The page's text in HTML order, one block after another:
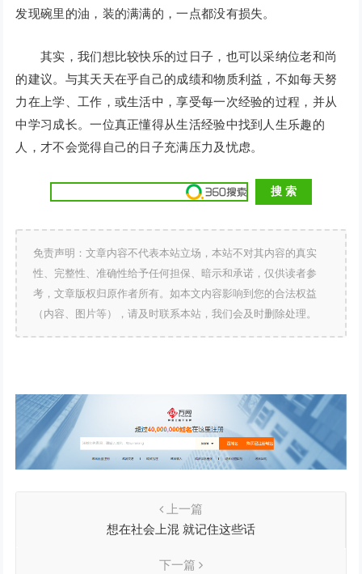
发现碗里的油，装的满满的，一点都没有损失。
其实，我们想比较快乐的过日子，也可以采纳位老和尚
的建议。与其天天在乎自己的成绩和物质利益，不如每天努
力在上学、工作，或生活中，享受每一次经验的过程，并从
中学习成长。一位真正懂得从生活经验中找到人生乐趣的
人，才不会觉得自己的日子充满压力及忧虑。
免责声明：文章内容不代表本站立场，本站不对其内容的真实
性、完整性、准确性给予任何担保、暗示和承诺，仅供读者参
考，文章版权归原作者所有。如本文内容影响到您的合法权益
（内容、图片等），请及时联系本站，我们会及时删除处理。
上一篇
想在社会上混 就记住这些话
下一篇